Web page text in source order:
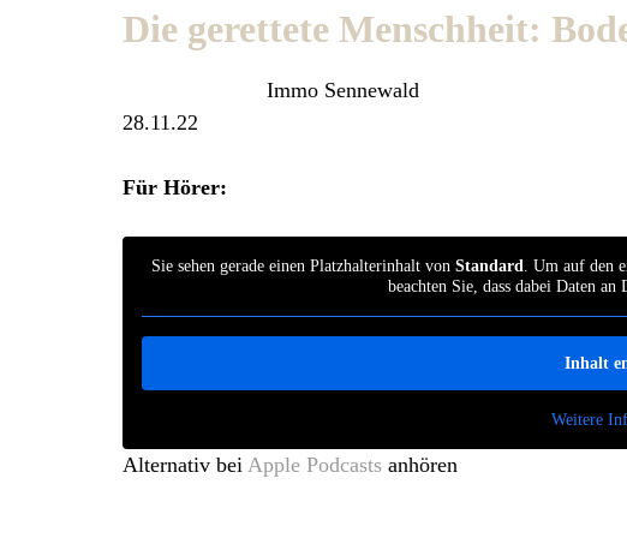
Die gerettete Menschheit:
Immo Sennewald
28.11.22
Für Hörer:
Sie sehen gerade einen Platzhalterinhalt vonStandard. Um auf den
beachten Sie, dass dabei Daten
Inhalt
Weitere
Alternativ bei Apple Podcasts anhören